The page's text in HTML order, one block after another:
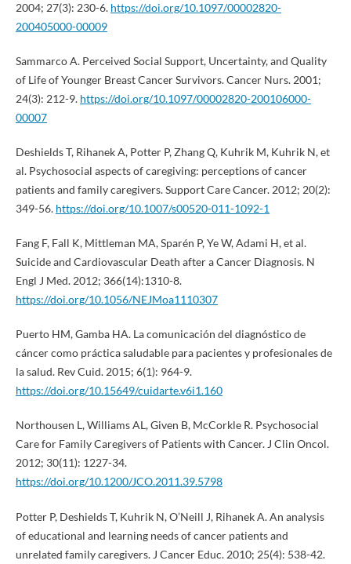
2004; 27(3): 230-6. https://doi.org/10.1097/00002820-
200405000-00009
Sammarco A. Perceived Social Support, Uncertainty, and Quality
of Life of Younger Breast Cancer Survivors. Cancer Nurs. 2001;
24(3): 212-9. https://doi.org/10.1097/00002820-200106000-
00007
Deshields T, Rihanek A, Potter P, Zhang Q, Kuhrik M, Kuhrik N, et
al. Psychosocial aspects of caregiving: perceptions of cancer
patients and family caregivers. Support Care Cancer. 2012; 20(2):
349-56. https://doi.org/10.1007/s00520-011-1092-1
Fang F, Fall K, Mittleman MA, Sparén P, Ye W, Adami H, et al.
Suicide and Cardiovascular Death after a Cancer Diagnosis. N
Engl J Med. 2012; 366(14):1310-8.
https://doi.org/10.1056/NEJMoa1110307
Puerto HM, Gamba HA. La comunicación del diagnóstico de
cáncer como práctica saludable para pacientes y profesionales de
la salud. Rev Cuid. 2015; 6(1): 964-9.
https://doi.org/10.15649/cuidarte.v6i1.160
Northousen L, Williams AL, Given B, McCorkle R. Psychosocial
Care for Family Caregivers of Patients with Cancer. J Clin Oncol.
2012; 30(11): 1227-34.
https://doi.org/10.1200/JCO.2011.39.5798
Potter P, Deshields T, Kuhrik N, O’Neill J, Rihanek A. An analysis
of educational and learning needs of cancer patients and
unrelated family caregivers. J Cancer Educ. 2010; 25(4): 538-42.